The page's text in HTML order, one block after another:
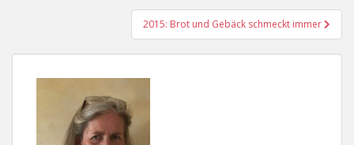
2015: Brot und Gebäck schmeckt immer